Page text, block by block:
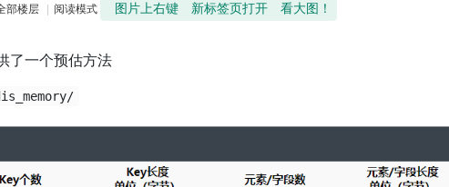
部楼层 阅读模式 图片上右键 新标签页打开 看大图！
了一个预估方法